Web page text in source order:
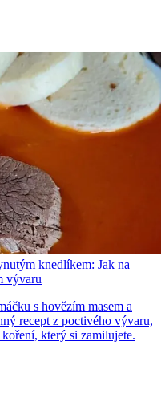
knedlíkem: Jak na
vývaru
s hovězím masem a
recept z poctivého vývaru,
který si zamilujete.